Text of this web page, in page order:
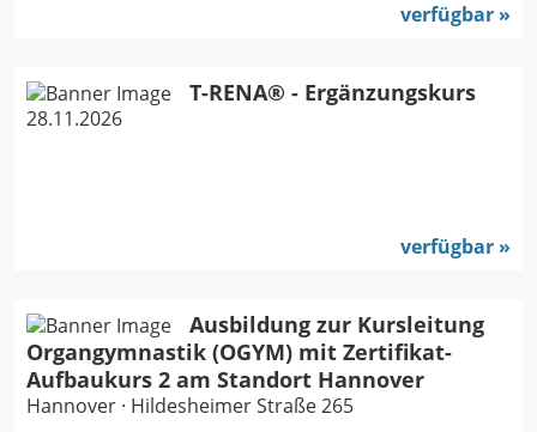
verfügbar
T-RENA® - Ergänzungskurs
28.11.2026
verfügbar
Ausbildung zur Kursleitung
Organgymnastik (OGYM) mit Zertifikat-
Aufbaukurs 2 am Standort Hannover
Hannover · Hildesheimer Straße 265